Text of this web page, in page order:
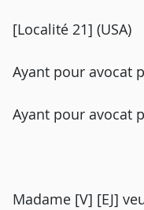
[Localité 21] (USA)
Ayant pour avocat
Ayant pour avocat
Madame [V] [EJ]